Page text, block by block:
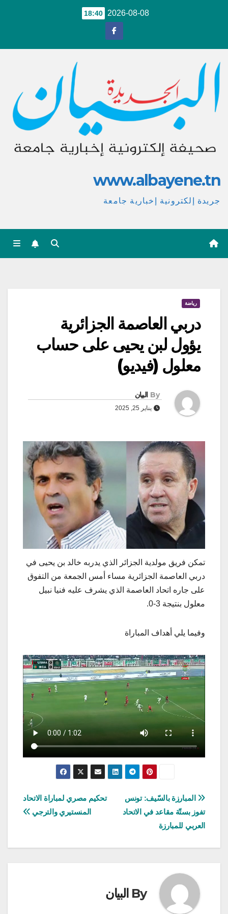
2026-08-08
18:40
www.albayene.tn
جريدة إلكترونية إخبارية جامعة
رياضة
دربي العاصمة الجزائرية
يؤول لبن يحيى على حساب
معلول (فيديو)
By البيان
يناير 25, 2025
تمكن فريق مولدية الجزائر الذي يدربه خالد بن يحيى في
دربي العاصمة الجزائرية مساء أمس الجمعة من التفوق
على جاره اتحاد العاصمة الذي يشرف عليه فنيا نبيل
معلول بنتيجة 3-0.
وفيما يلي أهداف المباراة
تصفّح
المقالات
تحكيم مصري لمباراة الاتحاد
المنستيري والترجي
المبارزة بالسّيف: تونس
تفوز بستّة مقاعد في الاتحاد
العربي للمبارزة
By البيان